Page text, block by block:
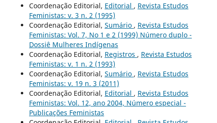
Coordenação Editorial, Editorial , Revista Estudos
Feministas: v. 3 n. 2 (1995)
Coordenação Editorial, Sumário , Revista Estudos
Feministas: Vol. 7, No 1 e 2 (1999) Número duplo -
Dossiê Mulheres Indígenas
Coordenação Editorial, Registros , Revista Estudos
Feministas: v. 1 n. 2 (1993)
Coordenação Editorial, Sumário , Revista Estudos
Feministas: v. 19 n. 3 (2011)
Coordenação Editorial, Editorial , Revista Estudos
Feministas: Vol. 12, ano 2004, Número especial -
Publicações Feministas